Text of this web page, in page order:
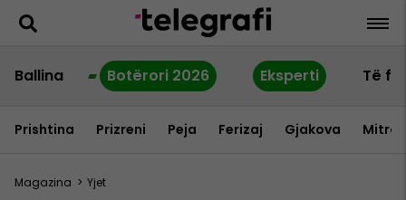
Ballina Botërori 2026 Eksperti Të
Prishtina Prizreni Peja Ferizaj Gjakova
Magazina > Yjet